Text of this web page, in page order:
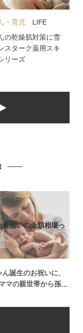
・育児
LIFE
の乾燥肌対策に雪
スターク薬用スキ
リーズ
産祝いの金額相場っ
？出産祝い…
誕生のお祝いに、
マの親世帯から孫誕
今現在のお祝いの相
なのでしょうか。ま